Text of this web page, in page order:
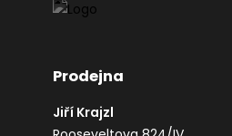
Prodejna
Jiří Krajzl